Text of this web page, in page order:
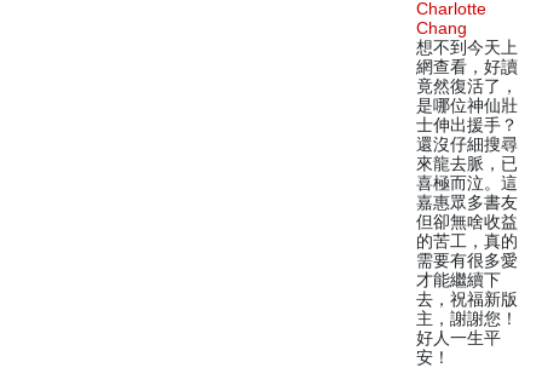
Charlotte
Chang
想不到今天上
網查看，好讀
竟然復活了，
是哪位神仙壯
士伸出援手？
還沒仔細搜尋
來龍去脈，已
喜極而泣。這
嘉惠眾多書友
但卻無啥收益
的苦工，真的
需要有很多愛
才能繼續下
去，祝福新版
主，謝謝您！
好人一生平
安！